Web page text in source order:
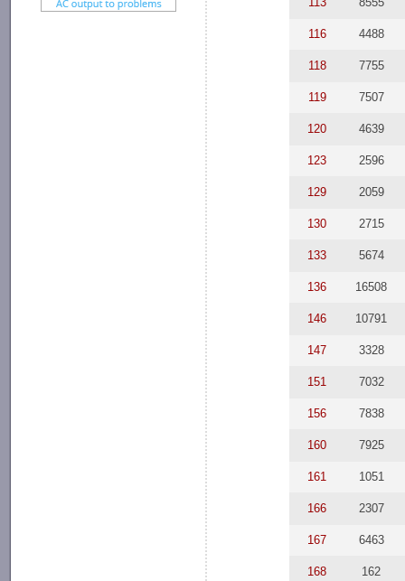
116 4488
118 7755
119 7507
120 4639
123 2596
129 2059
130 2715
133 5674
136 16508
146 10791
147 3328
151 7032
156 7838
160 7925
161 1051
166 2307
167 6463
168 162